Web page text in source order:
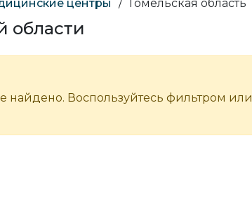
центры / Гомельская область
области
найдено. Воспользуйтесь фильтром или